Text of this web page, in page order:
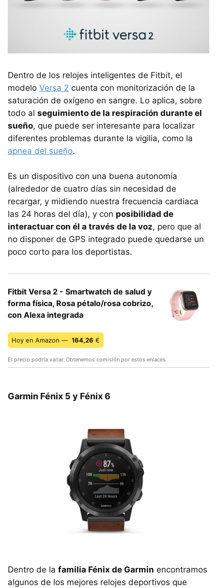
Dentro de los relojes inteligentes de Fitbit, el
modelo Versa 2 cuenta con monitorización de la
saturación de oxígeno en sangre. Lo aplica, sobre
todo al seguimiento de la respiración durante el
sueño, que puede ser interesante para localizar
diferentes problemas durante la vigilia, como la
apnea del sueño.
Es un dispositivo con una buena autonomía
(alrededor de cuatro días sin necesidad de
recargar, y midiendo nuestra frecuencia cardiaca
las 24 horas del día), y con posibilidad de
interactuar con él a través de la voz, pero que al
no disponer de GPS integrado puede quedarse un
poco corto para los deportistas.
Fitbit Versa 2 - Smartwatch de salud y
forma física, Rosa pétalo/rosa cobrizo,
con Alexa integrada
Hoy en Amazon — 164,26 €
El precio podría variar. Obtenemos comisión por estos enlaces
Garmin Fénix 5 y Fénix 6
Dentro de la familia Fénix de Garmin encontramos
algunos de los mejores relojes deportivos que